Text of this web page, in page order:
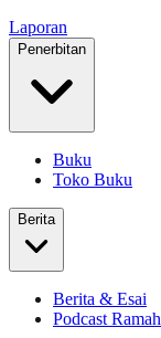
Laporan
Penerbitan
Buku
Toko Buku
Berita
Berita & Esai
Podcast Ramah